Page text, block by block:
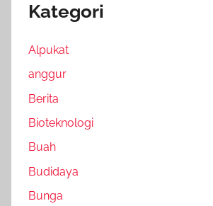
Kategori
Alpukat
anggur
Berita
Bioteknologi
Buah
Budidaya
Bunga